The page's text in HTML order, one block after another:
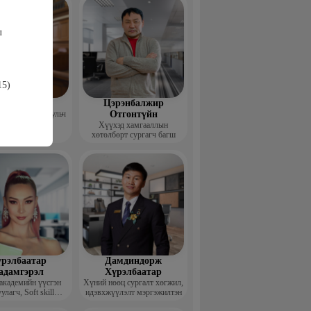
тун ХХК, Хуульч
Цэрэнбалжир
Отгонтүйн
Хүүхэд хамгааллын
хөтөлбөрт сургагч багш
үүсгэн
Soft skill
Дамдиндорж
Хүрэлбаатар
Хүний нөөц сургалт хөгжил,
идэвхжүүлэлт мэргэжилтэн